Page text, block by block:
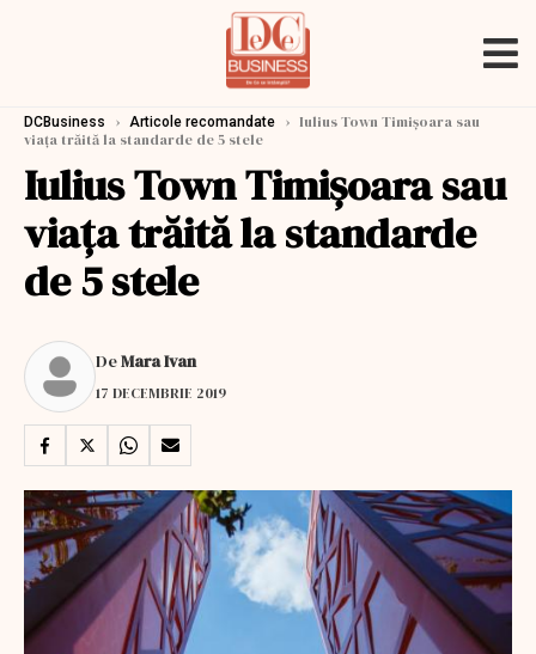
DCBusiness › Articole recomandate › Iulius Town Timișoara sau
viața trăită la standarde de 5 stele
Iulius Town Timișoara sau
viața trăită la standarde
de 5 stele
DeMara Ivan
17 DECEMBRIE 2019